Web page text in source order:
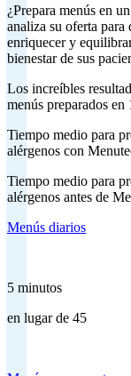
¿Prepara menús en
analiza su oferta para
enriquecer y
bienestar de sus
Los increíbles
menús preparados en
Tiempo medio para
alérgenos con
Tiempo medio para
alérgenos antes de
Menús diarios
5 minutos
en lugar de 45